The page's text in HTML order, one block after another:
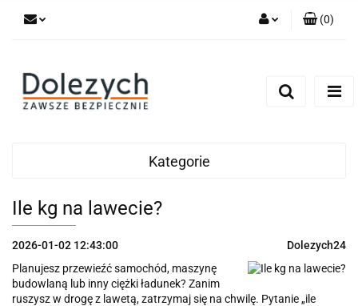
(0)
Kategorie
Ile kg na lawecie?
2026-01-02 12:43:00
Dolezych24
Planujesz przewieźć samochód, maszynę
budowlaną lub inny ciężki ładunek? Zanim
ruszysz w drogę z lawetą, zatrzymaj się na chwilę. Pytanie „ile